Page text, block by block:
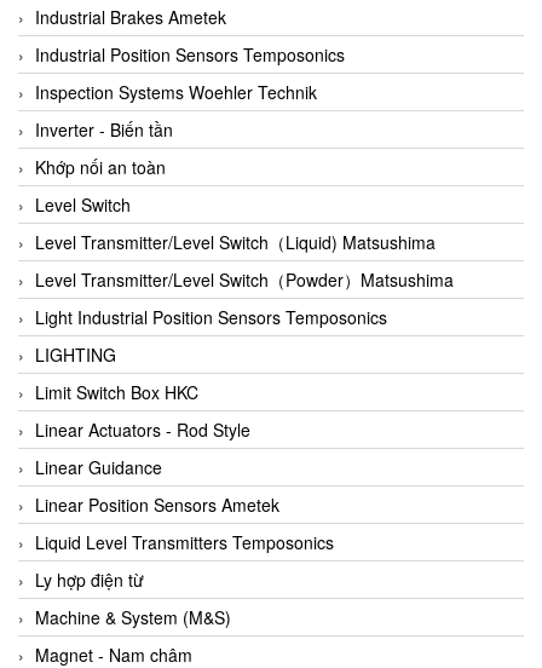
ATC Pneumatic
ATEX System
ATI - IA
ATI (Analytical Technology Inc)
Atos
Atrax
Auma
Autec
Auto Flow
Automatic valve
Aventics
Avproglobal
Axiomtek
AZBIL
B&C Electronics
B&R
Babcok wilcox
Baelz Automatic Vietnam
Industrial Brakes Ametek
Industrial Position Sensors Temposonics
Inspection Systems Woehler Technik
Inverter - Biến tần
Khớp nối an toàn
Level Switch
Level Transmitter/Level Switch（Liquid) Matsushima
Level Transmitter/Level Switch（Powder）Matsushima
Light Industrial Position Sensors Temposonics
LIGHTING
Limit Switch Box HKC
Linear Actuators - Rod Style
Linear Guidance
Linear Position Sensors Ametek
Liquid Level Transmitters Temposonics
Ly hợp điện từ
Machine & System (M&S)
Magnet - Nam châm